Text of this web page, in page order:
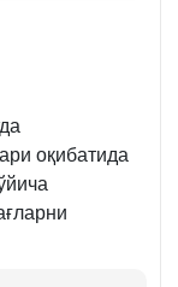
оқибатида